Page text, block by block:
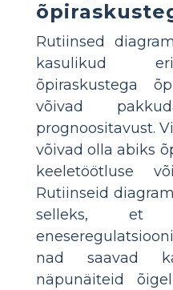
Rutiinsed
kasulikud
õpiraskustega
võivad
prognoositavust.
võivad olla abiks
keeletöötluse
Rutiinseid
selleks, et
nad saavad
näpunäiteid